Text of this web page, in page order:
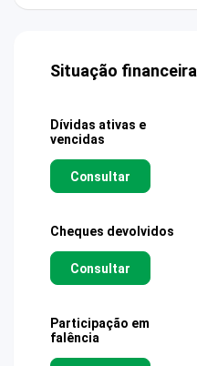
Situação financeira
Dívidas ativas e
vencidas
Consultar
Cheques devolvidos
Consultar
Participação em
falência